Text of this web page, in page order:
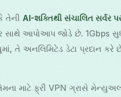
તેની AI-શક્તિથી સંચાલિત સર્વર
સાથે આપોઆપ જોડે છે. 1Gbps
તે અનલિમિટેડ ડેટા પ્રદાન
માટે ફ્રી VPN ગ્રાસે